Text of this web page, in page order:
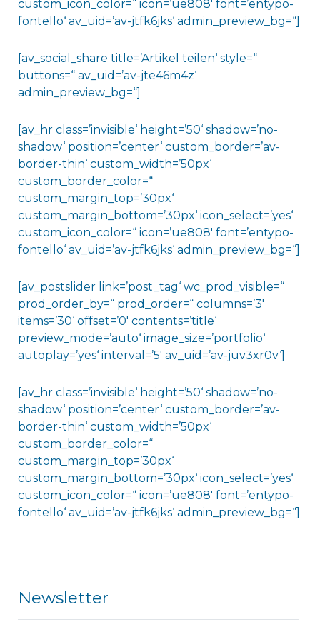
custom_icon_color=“ icon=’ue808′ font=’entypo-
fontello‘ av_uid=’av-jtfk6jks‘ admin_preview_bg=“]
[av_social_share title=’Artikel teilen‘ style=“
buttons=“ av_uid=’av-jte46m4z‘
admin_preview_bg=“]
[av_hr class=’invisible‘ height=’50‘ shadow=’no-
shadow‘ position=’center‘ custom_border=’av-
border-thin‘ custom_width=’50px‘
custom_border_color=“
custom_margin_top=’30px‘
custom_margin_bottom=’30px‘ icon_select=’yes‘
custom_icon_color=“ icon=’ue808′ font=’entypo-
fontello‘ av_uid=’av-jtfk6jks‘ admin_preview_bg=“]
[av_postslider link=’post_tag‘ wc_prod_visible=“
prod_order_by=“ prod_order=“ columns=’3′
items=’30‘ offset=’0′ contents=’title‘
preview_mode=’auto‘ image_size=’portfolio‘
autoplay=’yes‘ interval=’5′ av_uid=’av-juv3xr0v‘]
[av_hr class=’invisible‘ height=’50‘ shadow=’no-
shadow‘ position=’center‘ custom_border=’av-
border-thin‘ custom_width=’50px‘
custom_border_color=“
custom_margin_top=’30px‘
custom_margin_bottom=’30px‘ icon_select=’yes‘
custom_icon_color=“ icon=’ue808′ font=’entypo-
fontello‘ av_uid=’av-jtfk6jks‘ admin_preview_bg=“]
Newsletter